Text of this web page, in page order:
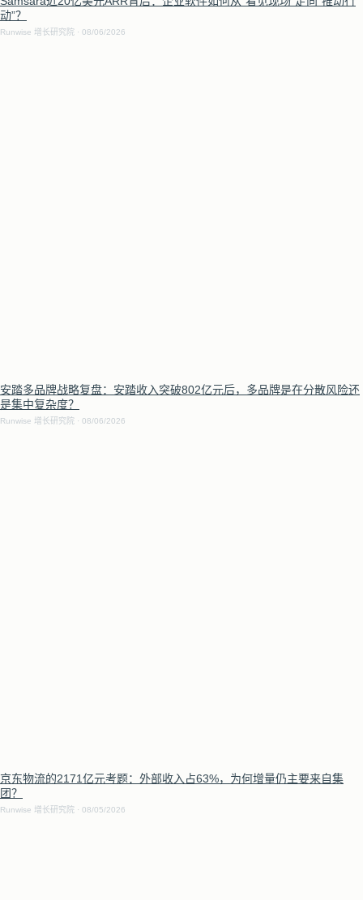
动”？
Runwise 增长研究院 08/06/2026
安踏多品牌战略复盘：安踏收入突破802亿元后，多品牌是在分散风险还
是集中复杂度？
Runwise 增长研究院 08/06/2026
京东物流的2171亿元考题：外部收入占63%，为何增量仍主要来自集
团？
Runwise 增长研究院 08/05/2026